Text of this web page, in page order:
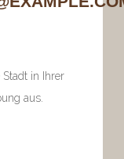
in Ihrer
aus.